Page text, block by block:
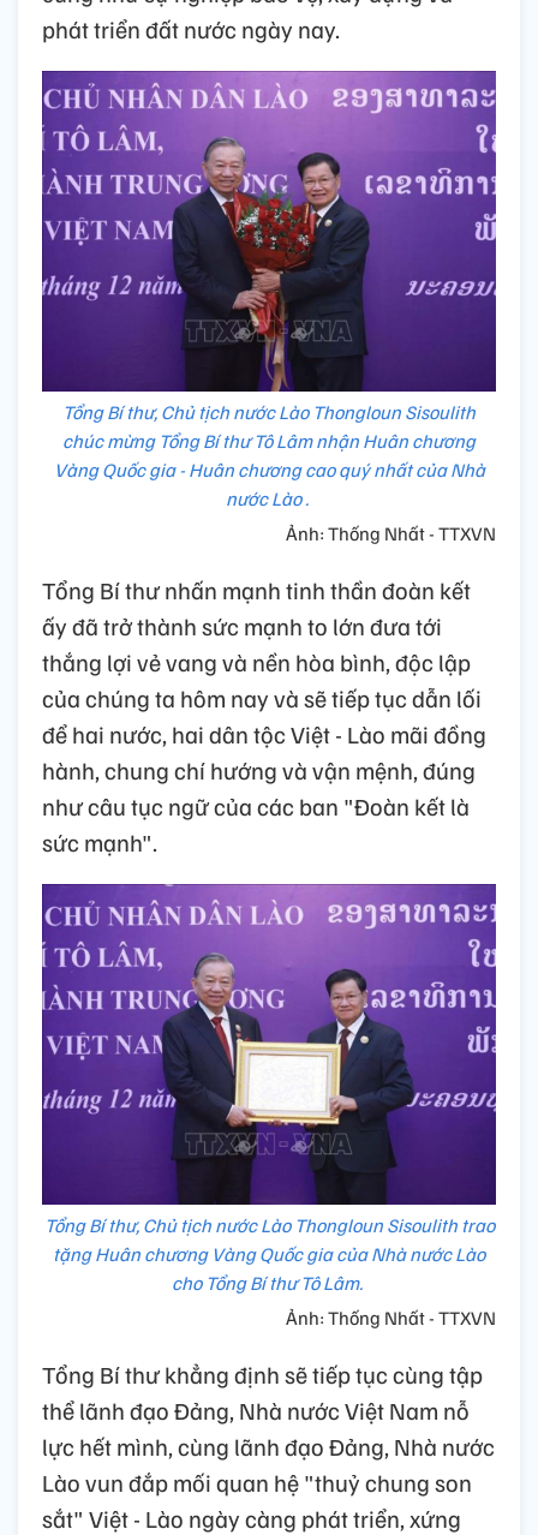
phát triển đất nước ngày nay.
Tổng Bí thư, Chủ tịch nước Lào Thongloun Sisoulith
chúc mừng Tổng Bí thư Tô Lâm nhận Huân chương
Vàng Quốc gia - Huân chương cao quý nhất của Nhà
nước Lào .
Ảnh: Thống Nhất - TTXVN
Tổng Bí thư nhấn mạnh tinh thần đoàn kết
ấy đã trở thành sức mạnh to lớn đưa tới
thắng lợi vẻ vang và nền hòa bình, độc lập
của chúng ta hôm nay và sẽ tiếp tục dẫn lối
để hai nước, hai dân tộc Việt - Lào mãi đồng
hành, chung chí hướng và vận mệnh, đúng
như câu tục ngữ của các ban "Đoàn kết là
sức mạnh".
Tổng Bí thư, Chủ tịch nước Lào Thongloun Sisoulith trao
tặng Huân chương Vàng Quốc gia của Nhà nước Lào
cho Tổng Bí thư Tô Lâm.
Ảnh: Thống Nhất - TTXVN
Tổng Bí thư khẳng định sẽ tiếp tục cùng tập
thể lãnh đạo Đảng, Nhà nước Việt Nam nỗ
lực hết mình, cùng lãnh đạo Đảng, Nhà nước
Lào vun đắp mối quan hệ "thuỷ chung son
sắt" Việt - Lào ngày càng phát triển, xứng